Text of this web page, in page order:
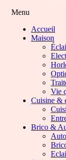
Menu
Accueil
Maison
Vie
Cuisine &
Brico &
Auto